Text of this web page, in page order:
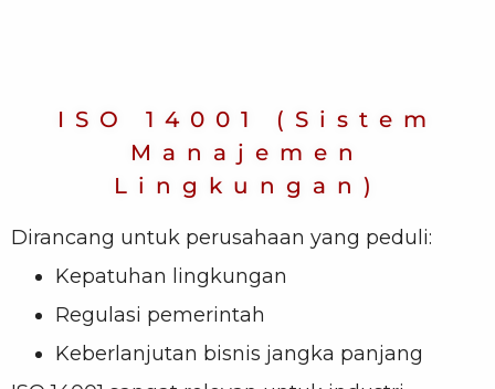
ISO 14001 (Sistem
Manajemen
Lingkungan)
Dirancang untuk perusahaan yang peduli:
Kepatuhan lingkungan
Regulasi pemerintah
Keberlanjutan bisnis jangka panjang